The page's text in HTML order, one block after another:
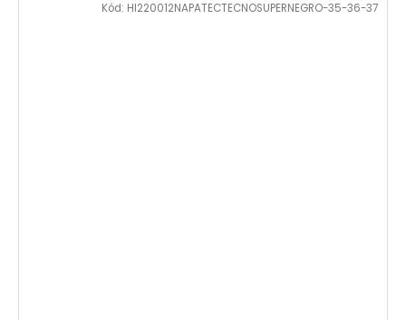
Kód: HI220012NAPATECTECNOSUPERNEGRO-35-36-37